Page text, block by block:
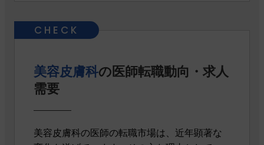
美容皮膚科の医師転職動向・求人
需要
美容皮膚科の医師の転職市場は、近年顕著な